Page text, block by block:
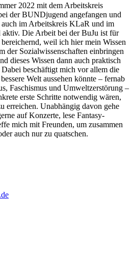
2022 mit dem Arbeitskreis
der BUNDjugend angefangen und
im Arbeitskreis KLaR und im
aktiv. Die Arbeit bei der BuJu ist für
weil ich hier mein Wissen
der Sozialwissenschaften einbringen
dieses Wissen dann auch praktisch
Dabei beschäftigt mich vor allem die
Welt aussehen könnte – fernab
Faschismus und Umweltzerstörung –
erste Schritte notwendig wären,
erreichen. Unabhängig davon gehe
auf Konzerte, lese Fantasy-
mich mit Freunden, um zusammen
auch nur zu quatschen.